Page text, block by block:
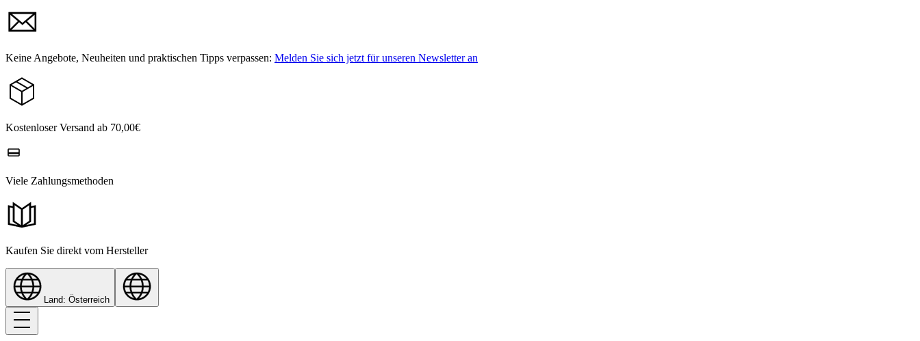
Keine Angebote, Neuheiten und praktischen Tipps verpassen: Melden Sie sich jetzt für unseren Newsletter an
Kostenloser Versand ab 70,00€
Viele Zahlungsmethoden
Kaufen Sie direkt vom Hersteller
Land: Österreich